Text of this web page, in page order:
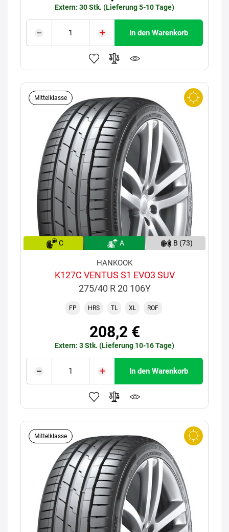
Extern: 30 Stk. (Lieferung 5-10 Tage)
In den Warenkorb
Mittelklasse
C A B (73)
HANKOOK
K127C VENTUS S1 EVO3 SUV
275/40 R 20 106Y
FP HRS TL XL ROF
208,2 €
Extern: 3 Stk. (Lieferung 10-16 Tage)
In den Warenkorb
Mittelklasse